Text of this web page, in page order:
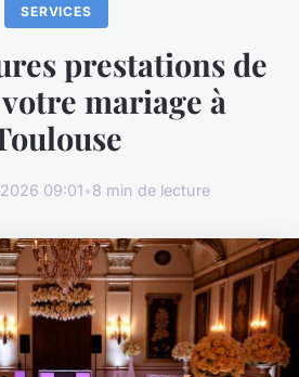
SERVICES
prestations de
mariage à
09:01•8 min de lecture